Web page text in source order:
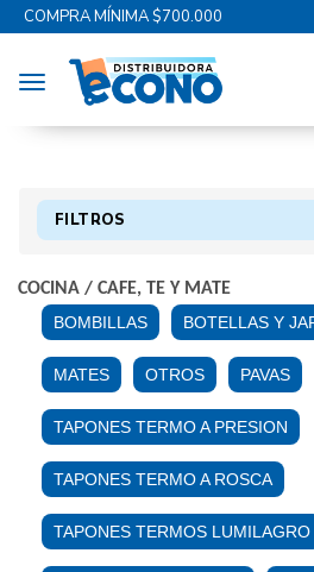
COMPRA MÍNIMA $700.000
Toggle navigation
FILTROS
COCINA / CAFE, TE Y MATE
BOMBILLAS
BOTELLAS Y
MATES OTROS PAVAS
TAPONES TERMO A PRESION
TAPONES TERMO A ROSCA
TAPONES TERMOS LUMILAGRO